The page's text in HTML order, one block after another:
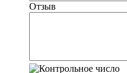
Отзыв